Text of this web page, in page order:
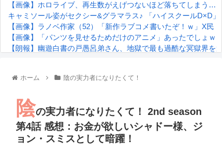
【画像】ホロライブ、再生数がえげつないほど落ちてしまう
キャミソール姿がセクシー&グラマラス♪ 「ハイスクールD×D
【画像】ラノベ作家（52）「新作ラブコメ書いたぞ！ｗ」X
【画像】「パンツを見せるためだけのアニメ」あったでしょｗ
【朗報】幽遊白書の戸愚呂弟さん、地獄で最も過酷な冥獄界を
『進撃の巨人』で一番面白いところってｗｗｗｗｗ
るろうに剣心 -明治剣客浪漫譚- 京都動乱 第33話の感想
同盟、帝国、フェザーン。生まれるなら何処がいいか問題！
ホーム 陰の実力者になりたくて！
陰の実力者になりたくて！ 2nd season
第4話 感想：お金が欲しいシャドー様、ジ
ョン・スミスとして暗躍！